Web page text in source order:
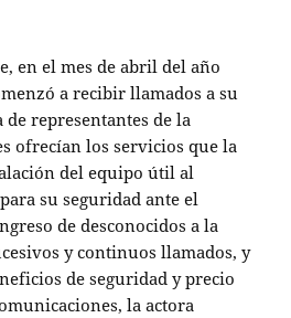
en el mes de abril del año
a recibir llamados a su
representantes de la
ofrecían los servicios que la
del equipo útil al
su seguridad ante el
de desconocidos a la
y continuos llamados, y
de seguridad y precio
la actora